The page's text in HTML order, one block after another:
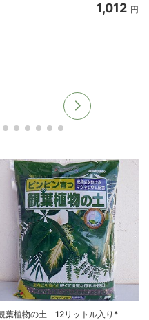
1,012 円
葉植物の土 12リットル入り*